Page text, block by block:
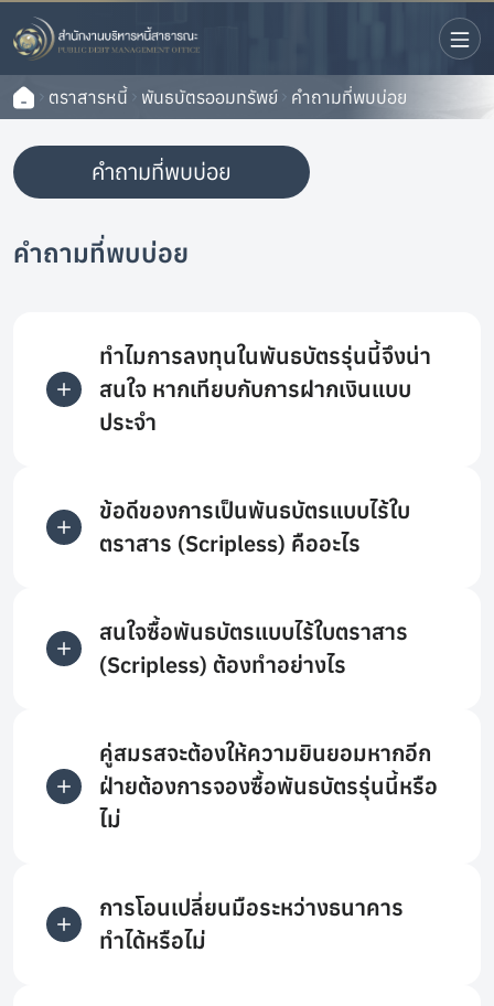
ตราสารหนี้ พันธบัตรออมทรัพย์ คำถามที่พบบ่อย
คำถามที่พบบ่อย
คำถามที่พบบ่อย
ทำไมการลงทุนในพันธบัตรรุ่นนี้จึงน่า
สนใจ หากเทียบกับการฝากเงินแบบ
ประจำ
ข้อดีของการเป็นพันธบัตรแบบไร้ใบ
ตราสาร (Scripless) คืออะไร
สนใจซื้อพันธบัตรแบบไร้ใบตราสาร
(Scripless) ต้องทำอย่างไร
คู่สมรสจะต้องให้ความยินยอมหากอีก
ฝ่ายต้องการจองซื้อพันธบัตรรุ่นนี้หรือ
ไม่
การโอนเปลี่ยนมือระหว่างธนาคาร
ทำได้หรือไม่